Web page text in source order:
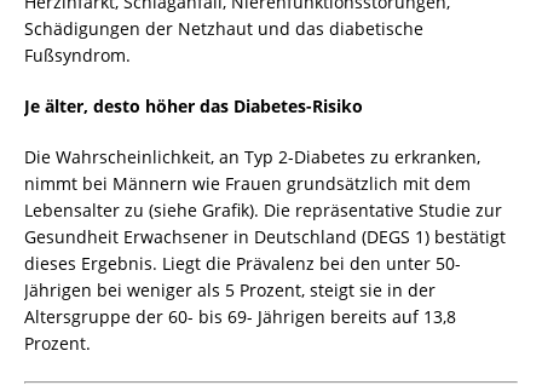
Schädigungen der Netzhaut und das diabetische
Fußsyndrom.
Je älter, desto höher das Diabetes-Risiko
Die Wahrscheinlichkeit, an Typ 2-Diabetes zu erkranken,
nimmt bei Männern wie Frauen grundsätzlich mit dem
Lebensalter zu (siehe Grafik). Die repräsentative Studie zur
Gesundheit Erwachsener in Deutschland (DEGS 1) bestätigt
dieses Ergebnis. Liegt die Prävalenz bei den unter 50-
Jährigen bei weniger als 5 Prozent, steigt sie in der
Altersgruppe der 60- bis 69- Jährigen bereits auf 13,8
Prozent.